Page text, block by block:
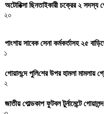
অটোরিক্সা ছিনতাইকারী চক্রের ২ সদস্য
২০
পাংশায় সাবেক সেনা কর্মকর্তাসহ ২৫
১
গোয়াল‌ন্দে পু‌লি‌শের উপর হামলা মামলায়
২
জাতীয় গোল্ডকাপ ফুটবল টুর্নামেন্টে